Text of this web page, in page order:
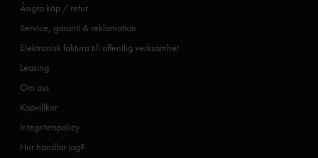
Ångra köp / retur
Service, garanti & reklamation
Elektronisk faktura till offentlig verksamhet
Leasing
Om oss
Köpvillkor
Integritetspolicy
Hur handlar jag?